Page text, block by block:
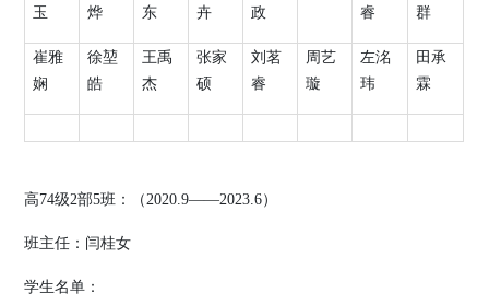
玉
烨
东
卉
政
睿
群
崔雅
娴
徐堃
皓
王禹
杰
张家
硕
刘茗
睿
周艺
璇
左洺
玮
田承
霖
高74级2部5班：（2020.9——2023.6）
班主任： 闫桂女
学生名单：